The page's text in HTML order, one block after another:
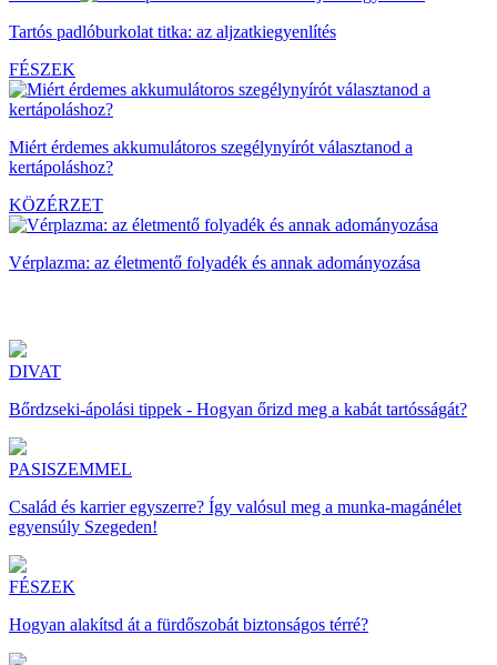
Tartós padlóburkolat titka: az aljzatkiegyenlítés
FÉSZEK
Miért érdemes akkumulátoros szegélynyírót választanod a
kertápoláshoz?
KÖZÉRZET
Vérplazma: az életmentő folyadék és annak adományozása
DIVAT
Bőrdzseki-ápolási tippek - Hogyan őrizd meg a kabát tartósságát?
PASISZEMMEL
Család és karrier egyszerre? Így valósul meg a munka-magánélet
egyensúly Szegeden!
FÉSZEK
Hogyan alakítsd át a fürdőszobát biztonságos térré?